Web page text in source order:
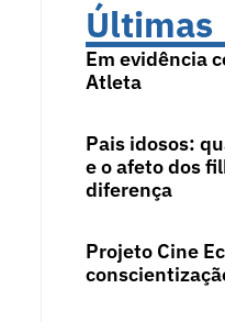
Últimas
Em evidência
Atleta
Pais idosos:
e o afeto dos
diferença
Projeto Cine